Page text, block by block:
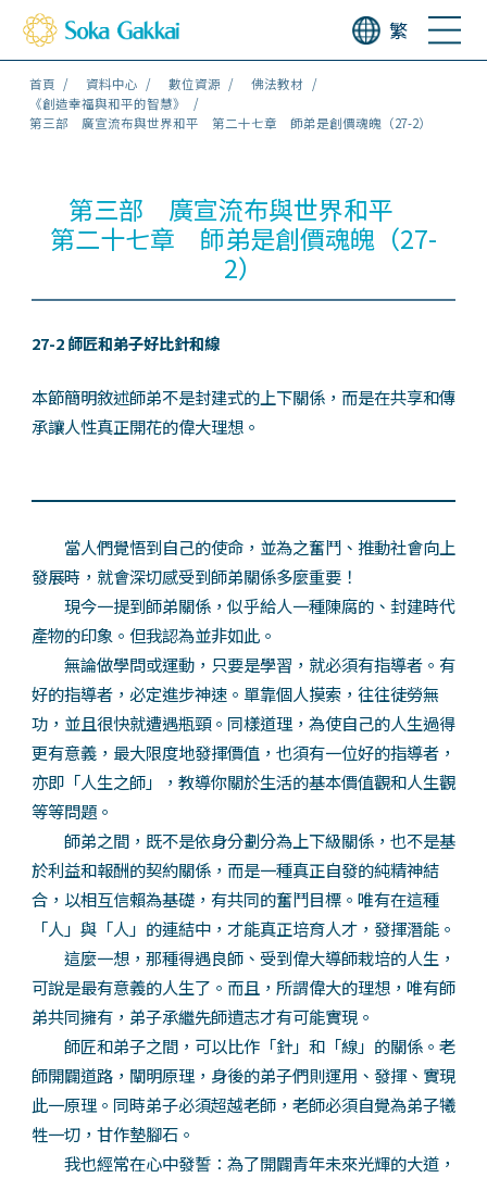
繁
首頁 資料中心 數位資源
佛法教材
《創造幸福與和平的智慧》
第三部 廣宣流布與世界和平 第二十七章 師弟是創價魂魄（27-2）
第三部 廣宣流布與世界和平
第二十七章 師弟是創價魂魄（27-
2）
27-2 師匠和弟子好比針和線
本節簡明敘述師弟不是封建式的上下關係，而是在共享和傳
承讓人性真正開花的偉大理想。
當人們覺悟到自己的使命，並為之奮鬥、推動社會向上
發展時，就會深切感受到師弟關係多麼重要！
現今一提到師弟關係，似乎給人一種陳腐的、封建時代
產物的印象。但我認為並非如此。
無論做學問或運動，只要是學習，就必須有指導者。有
好的指導者，必定進步神速。單靠個人摸索，往往徒勞無
功，並且很快就遭遇瓶頸。同樣道理，為使自己的人生過得
更有意義，最大限度地發揮價值，也須有一位好的指導者，
亦即「人生之師」，教導你關於生活的基本價值觀和人生觀
等等問題。
師弟之間，既不是依身分劃分為上下級關係，也不是基
於利益和報酬的契約關係，而是一種真正自發的純精神結
合，以相互信賴為基礎，有共同的奮鬥目標。唯有在這種
「人」與「人」的連結中，才能真正培育人才，發揮潛能。
這麼一想，那種得遇良師、受到偉大導師栽培的人生，
可說是最有意義的人生了。而且，所謂偉大的理想，唯有師
弟共同擁有，弟子承繼先師遺志才有可能實現。
師匠和弟子之間，可以比作「針」和「線」的關係。老
師開闢道路，闡明原理，身後的弟子們則運用、發揮、實現
此一原理。同時弟子必須超越老師，老師必須自覺為弟子犧
牲一切，甘作墊腳石。
我也經常在心中發誓：為了開闢青年未來光輝的大道，